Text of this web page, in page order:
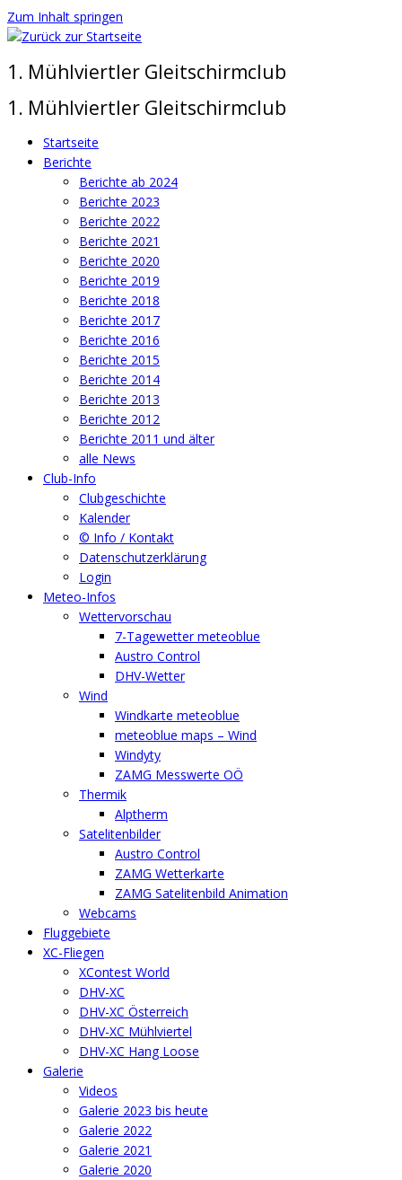
Zum Inhalt springen
1. Mühlviertler Gleitschirmclub
1. Mühlviertler Gleitschirmclub
Startseite
Berichte
Berichte ab 2024
Berichte 2023
Berichte 2022
Berichte 2021
Berichte 2020
Berichte 2019
Berichte 2018
Berichte 2017
Berichte 2016
Berichte 2015
Berichte 2014
Berichte 2013
Berichte 2012
Berichte 2011 und älter
alle News
Club-Info
Clubgeschichte
Kalender
© Info / Kontakt
Datenschutzerklärung
Login
Meteo-Infos
Wettervorschau
7-Tagewetter meteoblue
Austro Control
DHV-Wetter
Wind
Windkarte meteoblue
meteoblue maps – Wind
Windyty
ZAMG Messwerte OÖ
Thermik
Alptherm
Satelitenbilder
Austro Control
ZAMG Wetterkarte
ZAMG Satelitenbild Animation
Webcams
Fluggebiete
XC-Fliegen
XContest World
DHV-XC
DHV-XC Österreich
DHV-XC Mühlviertel
DHV-XC Hang Loose
Galerie
Videos
Galerie 2023 bis heute
Galerie 2022
Galerie 2021
Galerie 2020